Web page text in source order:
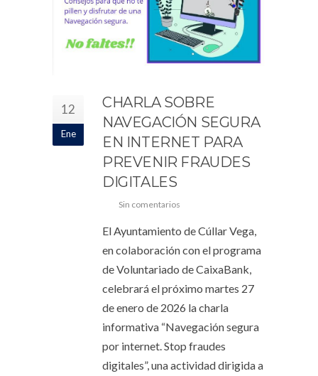
12
Ene
CHARLA SOBRE
NAVEGACIÓN SEGURA
EN INTERNET PARA
PREVENIR FRAUDES
DIGITALES
Sin comentarios
El Ayuntamiento de Cúllar Vega,
en colaboración con el programa
de Voluntariado de CaixaBank,
celebrará el próximo martes 27
de enero de 2026 la charla
informativa “Navegación segura
por internet. Stop fraudes
digitales”, una actividad dirigida a